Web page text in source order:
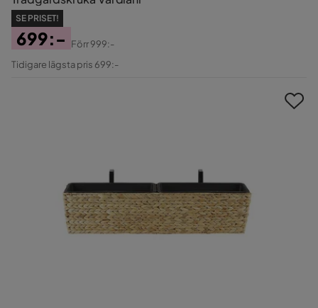
SE PRISET!
Pris
699:-
Original
Förr999:-
Tidigare lägsta pris 699:-